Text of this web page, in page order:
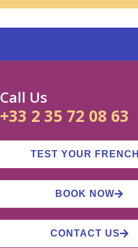
Call Us
+33 2 35 72 08 63
TEST YOUR FRENCH
BOOK NOW
CONTACT US